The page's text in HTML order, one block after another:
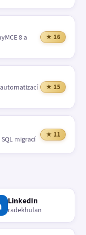
8 a
★ 16
★ 15
migrací
★ 11
LinkedIn
radekhulan